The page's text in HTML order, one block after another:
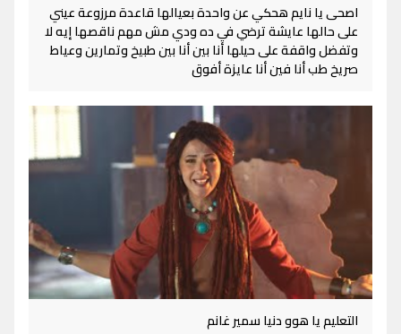
اصحى يا نايم هحكي عن واحدة بعيالها قاعدة مرزوعة عيني
على حالها عايشة ترضي في ده ودي مش مهم ناقصها إيه لا
وتفضل واقفة على حيلها أنا بين أنا بين طبيخ وتمارين وعياط
صريخ طب أنا فين أنا عايزة أفوق
التعليم يا هوو دنيا سمير غانم